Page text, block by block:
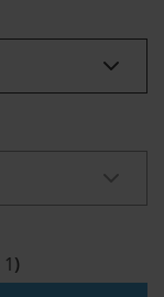
1)